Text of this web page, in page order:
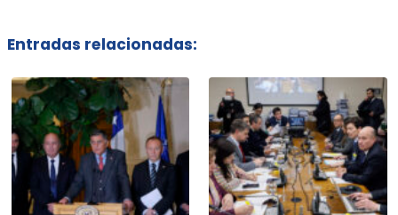
Entradas relacionadas: